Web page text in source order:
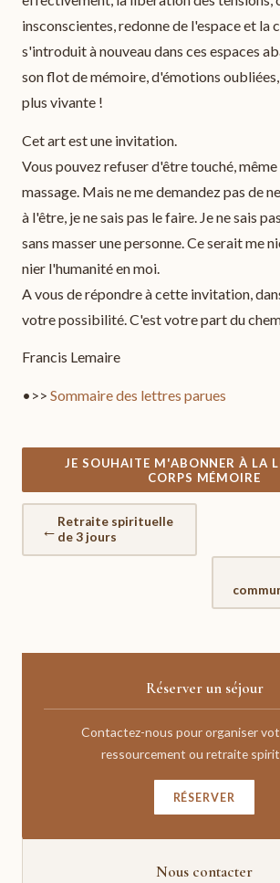
insconscientes, redonne de l'espace et la
s'introduit à nouveau dans ces espaces
son flot de mémoire, d'émotions
plus vivante !
Cet art est une invitation.
Vous pouvez refuser d'être touché,
massage. Mais ne me demandez pas de
à l'être, je ne sais pas le faire. Je ne sais
sans masser une personne. Ce serait me
nier l'humanité en moi.
A vous de répondre à cette invitation,
votre possibilité. C'est votre part du
Francis Lemaire
•>> Sommaire des lettres parues
JE SOUHAITE M'ABONNER À LA
CORPS MÉMOIRE
← Retraite spirituelle
de 3 jours
Réserver un séjour
Contactez-nous pour organiser
ressourcement ou retraite
RÉSERVER
Nous contacter